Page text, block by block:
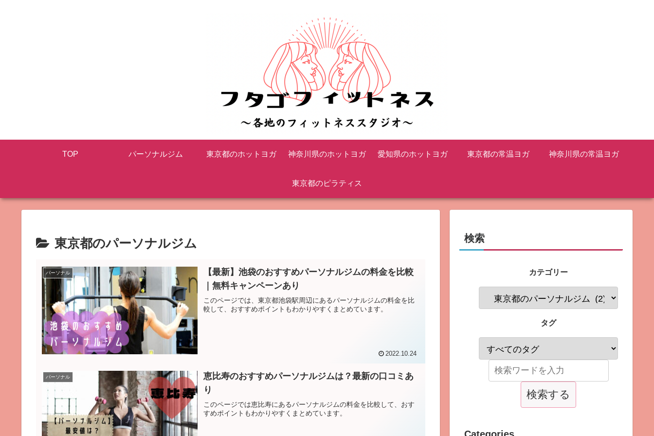
TOP パーソナルジム 東京都のホットヨガ 神奈川県のホットヨガ 愛知県のホットヨガ 東京都の常温ヨガ 神奈川県の常温ヨガ
東京都のピラティス
東京都のパーソナルジム
パーソナル
【最新】池袋のおすすめパーソナルジムの料金を比較
｜無料キャンペーンあり
このページでは、東京都池袋駅周辺にあるパーソナルジムの料金を比
較して、おすすめポイントもわかりやすくまとめています。
2022.10.24
パーソナル
恵比寿のおすすめパーソナルジムは？最新の口コミあ
り
このページでは恵比寿にあるパーソナルジムの料金を比較して、おす
すめポイントもわかりやすくまとめています。
検索
カテゴリー
タグ